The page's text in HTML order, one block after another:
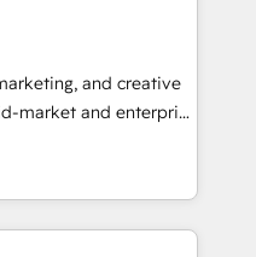
•
HubSpot portal •
HubSpot • Track
entire buyer journey
that attract
led
and creative
market and enterprise
that turn
Named
Year in 2024,